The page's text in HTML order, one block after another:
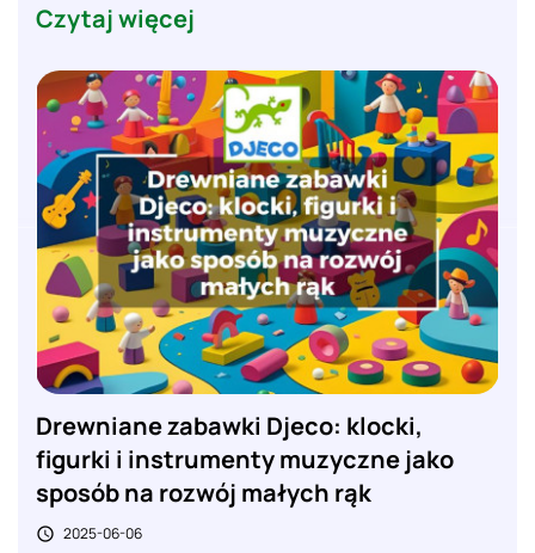
Czytaj więcej
Drewniane zabawki Djeco: klocki,
figurki i instrumenty muzyczne jako
sposób na rozwój małych rąk
 2025-06-06